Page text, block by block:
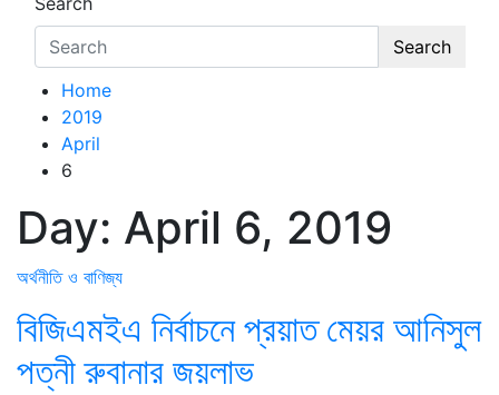
Search
Home
2019
April
6
Day: April 6, 2019
অর্থনীতি ও বাণিজ্য
বিজিএমইএ নির্বাচনে প্রয়াত মেয়র আনিসুল
পত্নী রুবানার জয়লাভ